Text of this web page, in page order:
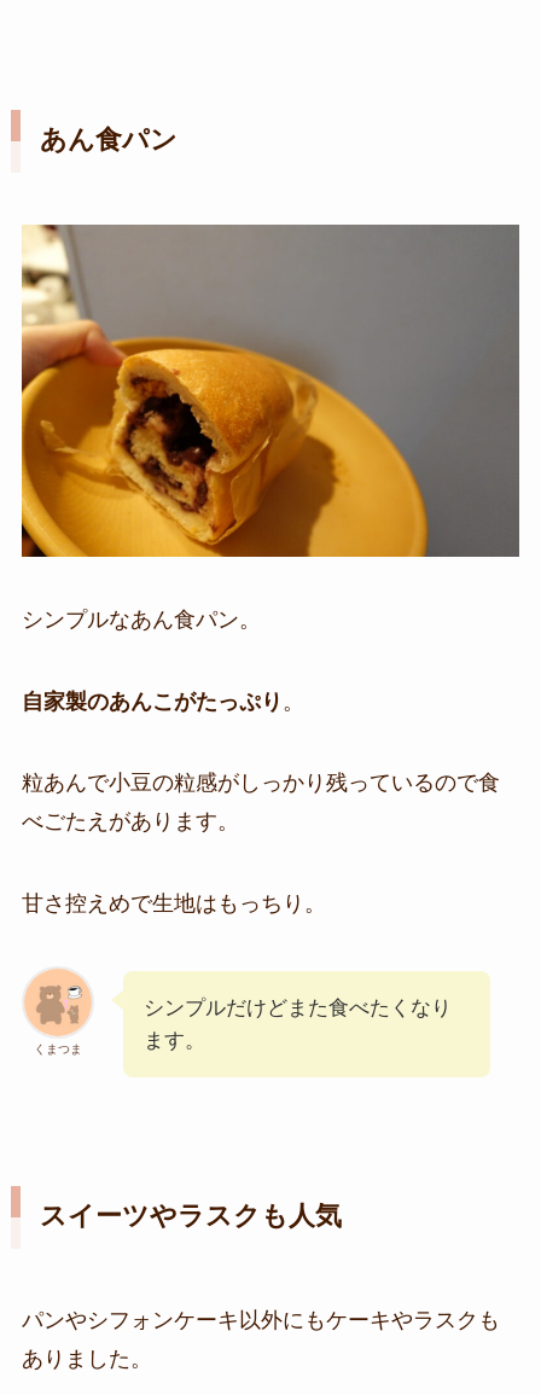
あん食パン
シンプルなあん食パン。
自家製のあんこがたっぷり 。
粒あんで小豆の粒感がしっかり残っているので食
べごたえがあります。
甘さ控えめで生地はもっちり。
くまつま
シンプルだけどまた食べたくなり
ます。
スイーツやラスクも人気
パンやシフォンケーキ以外にもケーキやラスクも
ありました。